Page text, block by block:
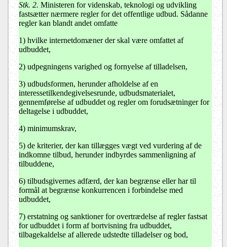
Stk. 2. Ministeren for videnskab, teknologi og udvikling
fastsætter nærmere regler for det offentlige udbud. Sådanne
regler kan blandt andet omfatte
1) hvilke internetdomæner der skal være omfattet af
udbuddet,
2) udpegningens varighed og fornyelse af tilladelsen,
3) udbudsformen, herunder afholdelse af en
interessetilkendegivelsesrunde, udbudsmaterialet,
gennemførelse af udbuddet og regler om forudsætninger for
deltagelse i udbuddet,
4) minimumskrav,
5) de kriterier, der kan tillægges vægt ved vurdering af de
indkomne tilbud, herunder indbyrdes sammenligning af
tilbuddene,
6) tilbudsgivernes adfærd, der kan begrænse eller har til
formål at begrænse konkurrencen i forbindelse med
udbuddet,
7) erstatning og sanktioner for overtrædelse af regler fastsat
for udbuddet i form af bortvisning fra udbuddet,
tilbagekaldelse af allerede udstedte tilladelser og bod,